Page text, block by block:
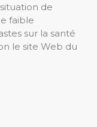
de
faible
sur la santé
le site Web du